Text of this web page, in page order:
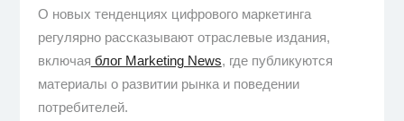
О новых тенденциях цифрового маркетинга
регулярно рассказывают отраслевые издания,
включая блог Marketing News, где публикуются
материалы о развитии рынка и поведении
потребителей.